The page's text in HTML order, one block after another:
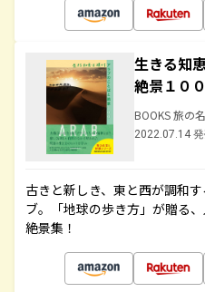
生きる知
絶景１００
BOOKS 旅の
2022.07.14
古きと新しき、東と西が調和
ブ。「地球の歩き方」が贈る
絶景集！